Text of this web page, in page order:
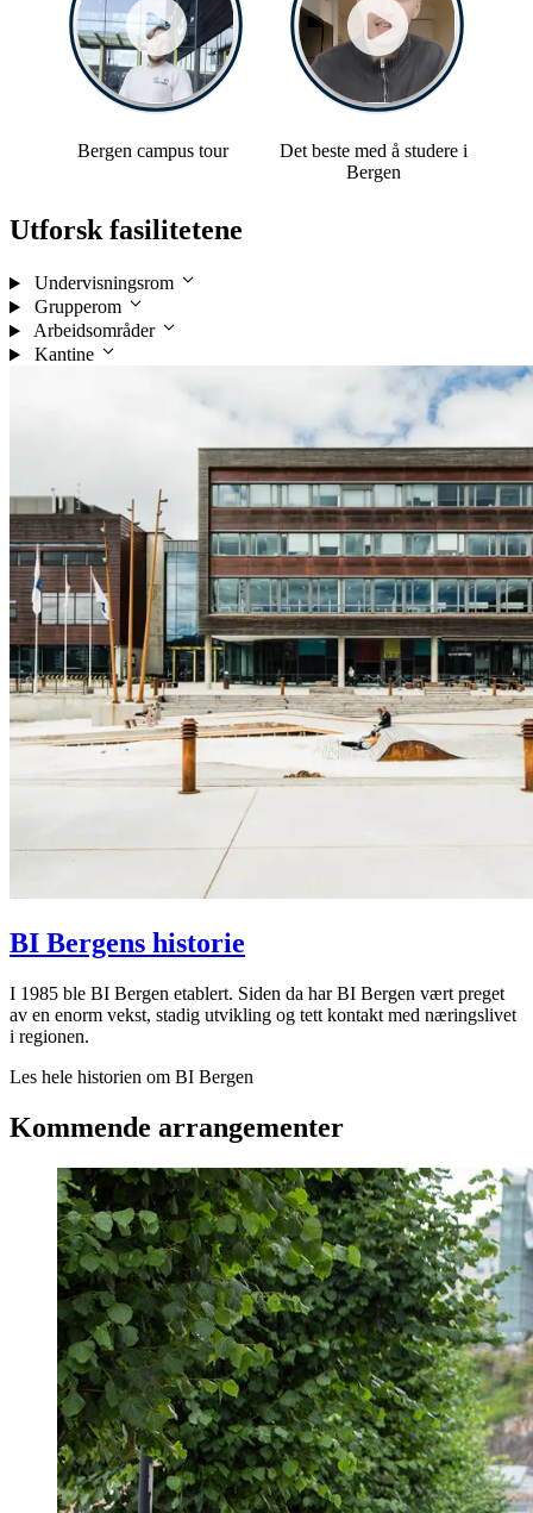
Bergen campus tour
Det beste med å studere i
Bergen
Utforsk fasilitetene
Undervisningsrom
Grupperom
Arbeidsområder
Kantine
BI Bergens historie
I 1985 ble BI Bergen etablert. Siden da har BI Bergen vært preget
av en enorm vekst, stadig utvikling og tett kontakt med næringslivet
i regionen.
Les hele historien om BI Bergen
Kommende arrangementer